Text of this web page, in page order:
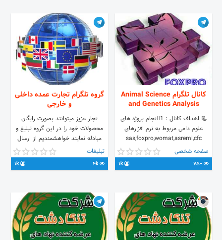
کانال تلگرام Animal Science
and Genetics Analysis
📃 اهداف کانال : 1⃣نجام پروژه های
علوم دامی مربوط به نرم افزارهای
sas,foxpro,womat,asreml,cfc
2⃣اموزش نرم افزار های
ژنتیکیfoxpro,sas,wombat,asreml,cfc
3⃣معرفی شاخه اصلاح دام، معرفی
👤ارتباط با ما 🗣 @nvira
صفحه شخصی
1k
گروه تلگرام تجارت عمده داخلی
و خارجی
تجار عزیز میتوانند بصورت رایگان
محصولات خود را در این گروه تبلیغ و
مبادله نمایند خواهشمندیم از ارسال
مطالب بی ربط و خارج از عنوان پرهیز
نمایید
تبلیغات
4k
1k